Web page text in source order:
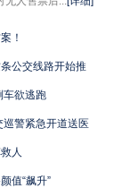
！
公交线路开始推
车欲逃跑
警紧急开道送医
人
值“飙升”